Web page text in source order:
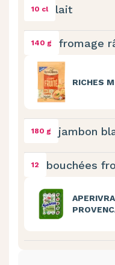
10 cl lait
140 g fromage
RICHES
180 g jambon
12 bouchées